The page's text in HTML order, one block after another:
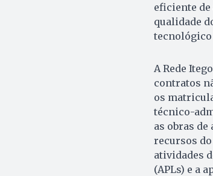
eficiente de
qualidade
tecnológico
A Rede
contratos
os
técnico-
as obras
recursos
atividades
(APLs) e a